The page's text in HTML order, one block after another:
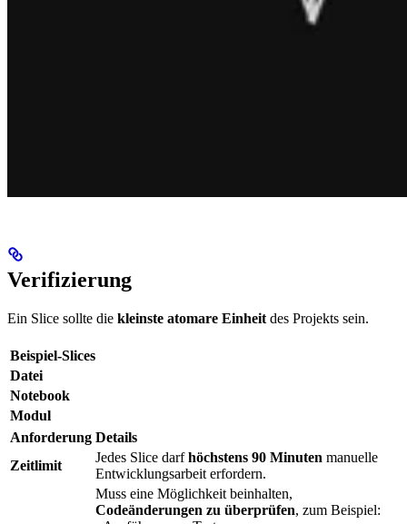
Verifizierung
Ein Slice sollte die kleinste atomare Einheit des Projekts sein.
Beispiel-Slices
Datei
Notebook
Modul
Anforderung Details
Zeitlimit
Jedes Slice darfhöchstens 90 Minuten manuelle
Entwicklungsarbeit erfordern.
Muss eine Möglichkeit beinhalten,
Codeänderungen zu überprüfen, zum Beispiel: